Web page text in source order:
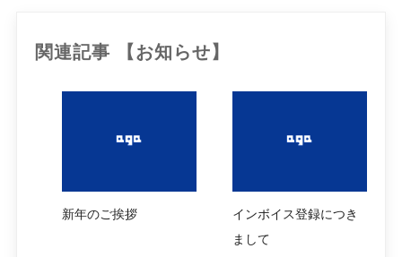
関連記事 【お知らせ】
新年のご挨拶
インボイス登録につき
まして